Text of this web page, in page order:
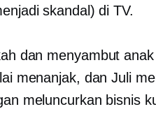
skandal) di TV.
dan menyambut
menanjak, dan Juli
meluncurkan bisnis